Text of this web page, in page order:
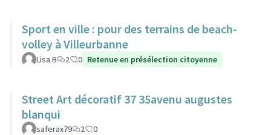
Sport en ville : pour des terrains de beach-
volley à Villeurbanne
Lisa B 2 0 Retenue en présélection citoyenne
Street Art décoratif 37 35avenu augustes
blanqui
saferax79 2
0